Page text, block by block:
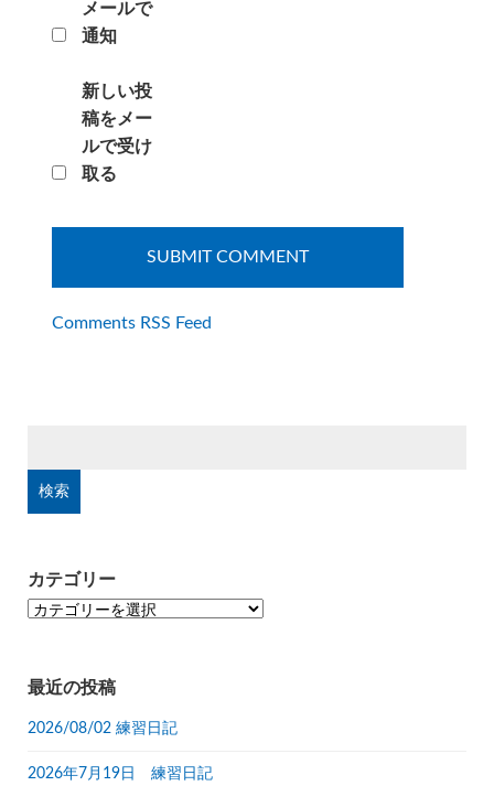
メールで
通知
新しい投
稿をメー
ルで受け
取る
Comments RSS Feed
カテゴリー
カ
ー
最近の投稿
2026/08/02 練習日記
2026年7月19日 練習日記